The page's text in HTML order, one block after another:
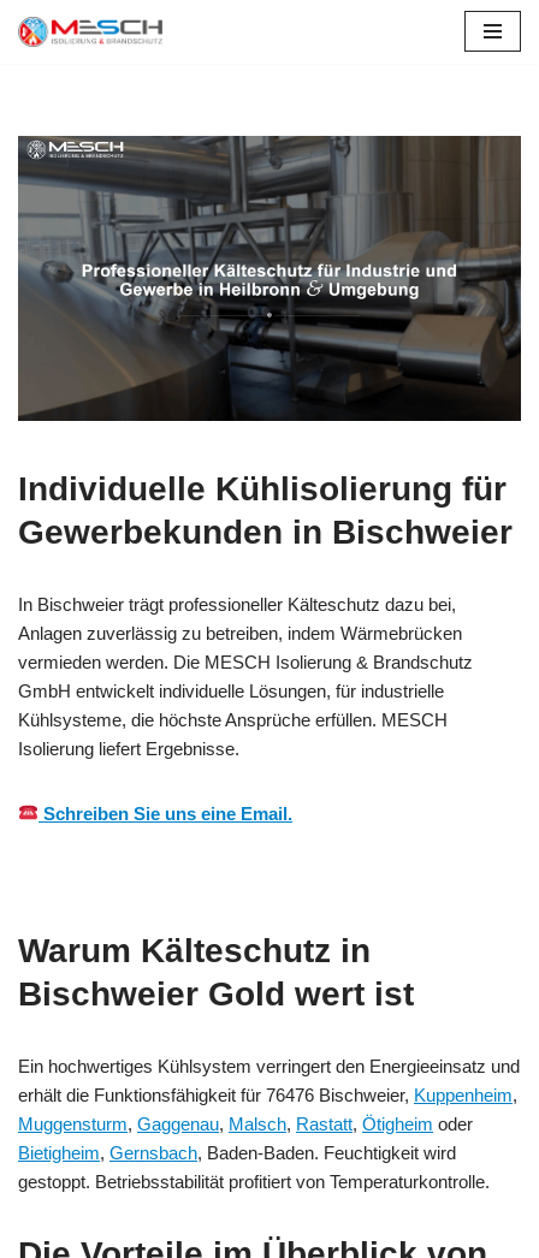
Individuelle Kühlisolierung für
Gewerbekunden in Bischweier
In Bischweier trägt professioneller Kälteschutz dazu bei,
Anlagen zuverlässig zu betreiben, indem Wärmebrücken
vermieden werden. Die MESCH Isolierung & Brandschutz
GmbH entwickelt individuelle Lösungen, für industrielle
Kühlsysteme, die höchste Ansprüche erfüllen. MESCH
Isolierung liefert Ergebnisse.
Schreiben Sie uns eine Email.
Warum Kälteschutz in
Bischweier Gold wert ist
Ein hochwertiges Kühlsystem verringert den Energieeinsatz und
erhält die Funktionsfähigkeit für 76476 Bischweier, Kuppenheim,
Muggensturm, Gaggenau, Malsch, Rastatt, Ötigheim oder
Bietigheim, Gernsbach, Baden-Baden. Feuchtigkeit wird
gestoppt. Betriebsstabilität profitiert von Temperaturkontrolle.